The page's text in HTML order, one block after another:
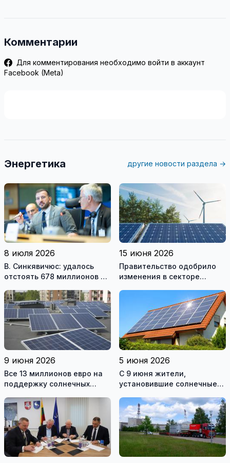
Комментарии
Для комментирования необходимо войти в аккаунт
Facebook (Meta)
Энергетика другие новости раздела →
8 июля 2026
В. Синкявичюс: удалось
отстоять 678 миллионов на
15 июня 2026
Правительство одобрило
изменения в секторе
9 июня 2026
Все 13 миллионов евро на
поддержку солнечных
за один день
5 июня 2026
С 9 июня жители,
установившие солнечные
подавать заявки на
получение поддержки